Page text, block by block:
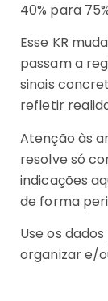
40% para
Esse KR
passam a
sinais
refletir
Atenção às
resolve só
indicações
de forma
Use os
organizar e/